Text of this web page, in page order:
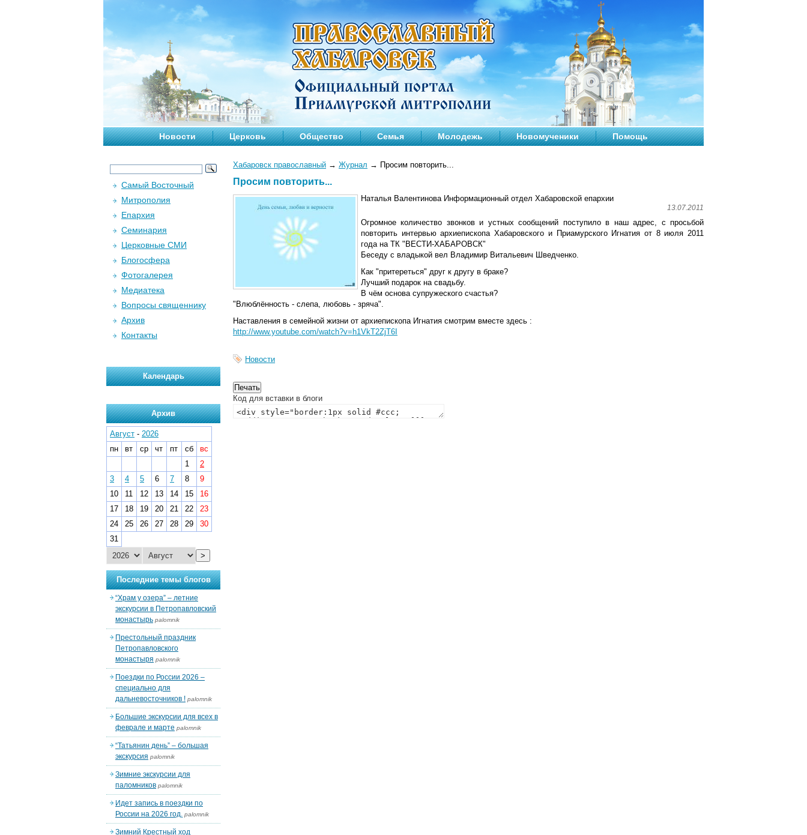
Новости Церковь Общество Семья Молодежь Новомученики Помощь
Хабаровск православный → Журнал → Просим повторить...
Просим повторить...
Наталья Валентинова Информационный отдел Хабаровской епархии
13.07.2011
Огромное количество звонков и устных сообщений поступило в наш адрес, с просьбой
повторить интервью архиепископа Хабаровского и Приамурского Игнатия от 8 июля 2011
года на ТК "ВЕСТИ-ХАБАРОВСК"
Беседу с владыкой вел Владимир Витальевич Шведченко.
Как "притереться" друг к другу в браке?
Лучший подарок на свадьбу.
В чём основа супружеского счастья?
"Влюблённость - слепа, любовь - зряча".
Наставления в семейной жизни от архиепископа Игнатия смотрим вместе здесь :
http://www.youtube.com/watch?v=h1VkT2ZjT6I
Новости
Код для вставки в блоги
Самый Восточный
Митрополия
Епархия
Семинария
Церковные СМИ
Блогосфера
Фотогалерея
Медиатека
Вопросы священнику
Архив
Контакты
Календарь
Архив
Август - 2026
пн
вт ср чт пт сб
вс
1
2
3
4 5 6 7 8
9
10
11 12 13 14 15
16
17
18 19 20 21 22
23
24
25 26 27 28 29
30
31
>
Последние темы блогов
“Храм у озера” – летние
экскурсии в Петропавловский
монастырь palomnik
Престольный праздник
Петропавловского
монастыря palomnik
Поездки по России 2026 –
специально для
дальневосточников ! palomnik
Большие экскурсии для всех в
феврале и марте palomnik
“Татьянин день” – большая
экскурсия palomnik
Зимние экскурсии для
паломников palomnik
Идет запись в поездки по
России на 2026 год. palomnik
Зимний Крестный ход